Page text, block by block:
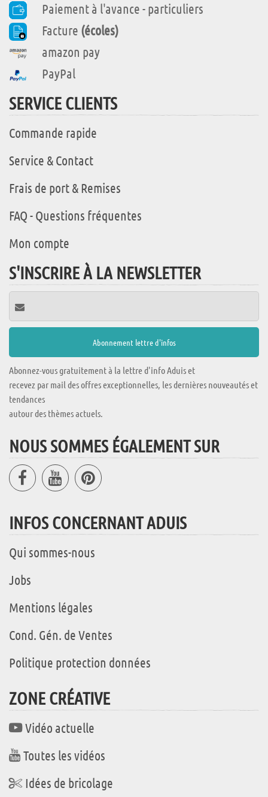
Paiement à l'avance - particuliers
Facture (écoles)
amazon pay
PayPal
SERVICE CLIENTS
Commande rapide
Service & Contact
Frais de port & Remises
FAQ - Questions fréquentes
Mon compte
S'INSCRIRE À LA NEWSLETTER
Abonnez-vous gratuitement à la lettre d'info Aduis et
recevez par mail des offres exceptionnelles, les dernières nouveautés et
tendances
autour des thèmes actuels.
NOUS SOMMES ÉGALEMENT SUR
INFOS CONCERNANT ADUIS
Qui sommes-nous
Jobs
Mentions légales
Cond. Gén. de Ventes
Politique protection données
ZONE CRÉATIVE
Vidéo actuelle
Toutes les vidéos
Idées de bricolage